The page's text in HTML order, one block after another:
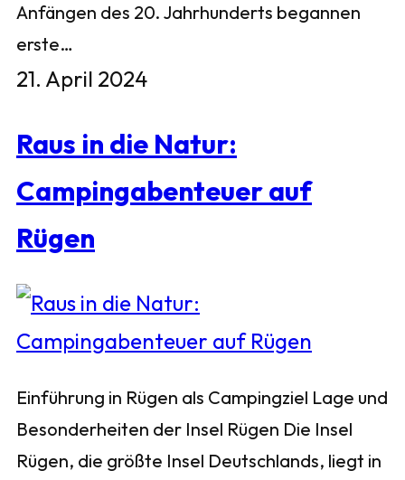
Anfängen des 20. Jahrhunderts begannen
erste…
21. April 2024
Raus in die Natur:
Campingabenteuer auf
Rügen
Einführung in Rügen als Campingziel Lage und
Besonderheiten der Insel Rügen Die Insel
Rügen, die größte Insel Deutschlands, liegt in